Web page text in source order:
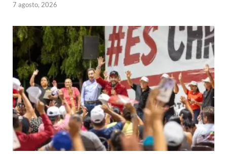
7 agosto, 2026